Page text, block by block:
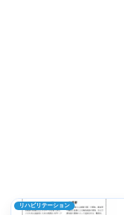
リハビリテーション